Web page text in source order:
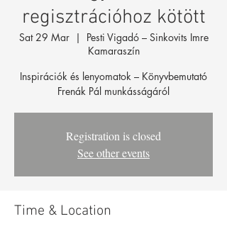
regisztrációhoz kötött
Sat 29 Mar
  |
Pesti Vigadó – Sinkovits Imre
Kamaraszín
Inspirációk és lenyomatok – Könyvbemutató
Frenák Pál munkásságáról
Registration is closed
See other events
Time & Location